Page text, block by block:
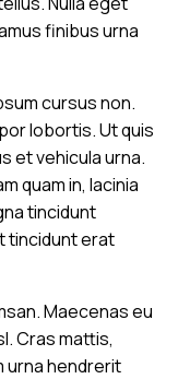
finibus urna
cursus non.
lobortis. Ut quis
et vehicula urna.
quam in, lacinia
tincidunt
tincidunt erat
Maecenas eu
Cras mattis,
urna hendrerit